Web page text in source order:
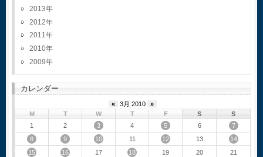
2013
2012
2011
2010
2009
カレンダー
« 3月 2010
»
M
T W T F S
S
1
2 3 4 5 6
7
8
9 10 11 12 13
14
15
16 17 18 19 20
21